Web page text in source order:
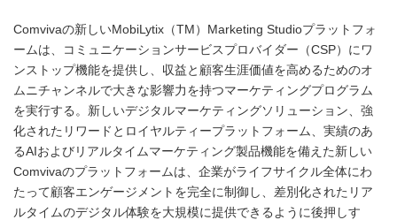
Comvivaの新しいMobiLytix（TM）Marketing Studioプラットフォ
ームは、コミュニケーションサービスプロバイダー（CSP）にワ
ンストップ機能を提供し、収益と顧客生涯価値を高めるためのオ
ムニチャンネルで大きな影響力を持つマーケティングプログラム
を実行する。新しいデジタルマーケティングソリューション、強
化されたリワードとロイヤルティープラットフォーム、実績のあ
るAIおよびリアルタイムマーケティング製品機能を備えた新しい
Comvivaのプラットフォームは、企業がライフサイクル全体にわ
たって顧客エンゲージメントを完全に制御し、差別化されたリア
ルタイムのデジタル体験を大規模に提供できるように後押しす